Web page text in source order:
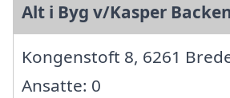
Alt i Byg v/Kasper
Kongenstoft 8, 6261
Ansatte: 0